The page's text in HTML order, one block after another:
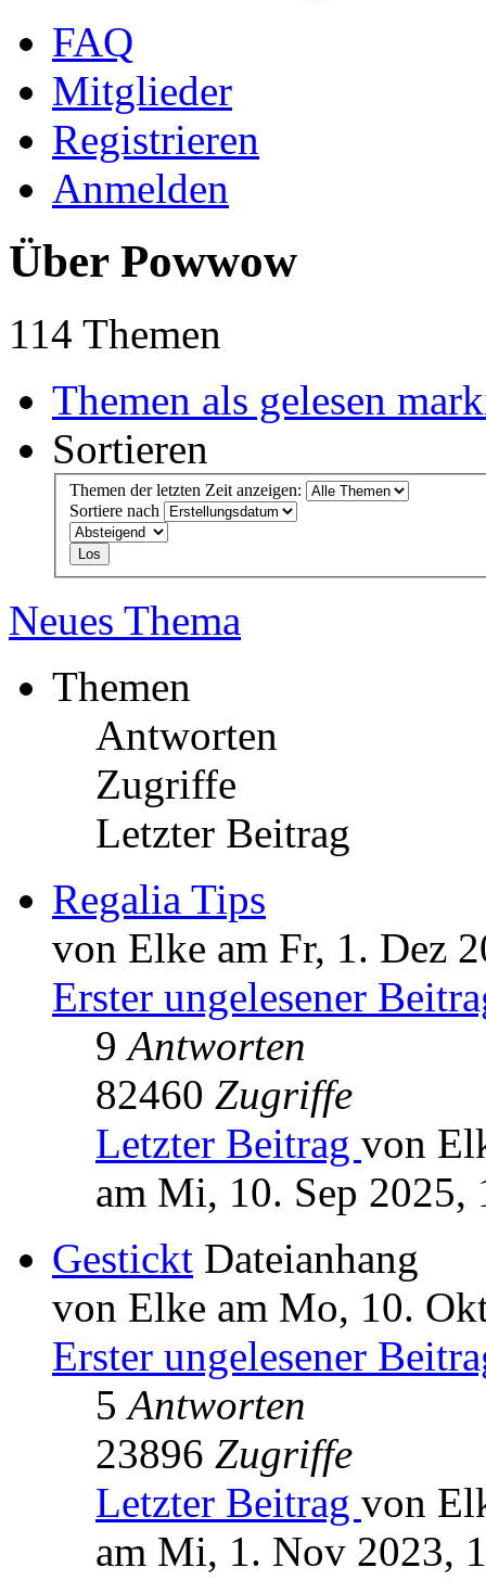
FAQ
Mitglieder
Registrieren
Anmelden
Über Powwow
114 Themen
Themen als gelesen
Sortieren
Themen der letzten Zeit anzeigen:
Sortiere nach
Neues Thema
Themen
Antworten
Zugriffe
Letzter Beitrag
Regalia Tips
von Elke am Fr, 1. Dez
Erster ungelesener
9Antworten
82460 Zugriffe
Letzter Beitrag von
am Mi, 10. Sep 2025,
Gestickt Dateianhang
von Elke am Mo, 10.
Erster ungelesener
5Antworten
23896 Zugriffe
Letzter Beitrag von
am Mi, 1. Nov 2023,